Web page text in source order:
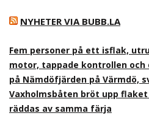
NYHETER VIA BUBB.LA
Fem personer på ett isflak,
motor, tappade kontrollen
på Nämdöfjärden på Värmdö,
Vaxholmsbåten bröt upp
räddas av samma färja